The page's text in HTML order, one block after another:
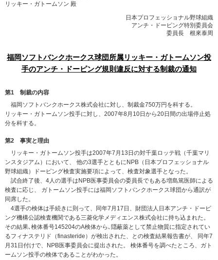
リッキー・ガトームソン 殿
日本プロフェッショナル野球組織
アンチ・ドーピング特別委員会
委員長 根來泰周
福岡ソフトバンクホークス球団所属リッキー・ガトームソン投
手のアンチ・ドーピング規則違反に対する制裁の通知
第1 制裁の内容
福岡ソフトバンクホークス株式会社に対し、制裁金750万円を科する。
リッキー・ガトームソン投手に対し、2007年8月10日から20日間の出場停止処
分を科する。
第2 事実と理由
リッキー・ガトームソン投手は2007年7月13日の対千葉ロッテ戦（千葉マリ
ンスタジアム）において、 他の3選手とともにNPB（日本プロフェッショナル
野球組織）ドーピング検査実施要項によって、検査対象選手となった。
試合終了後、4人の選手はNPB医事委員会の委員長でもある増島篤医師による
検査に応じ、 ガトームソン投手には福岡ソフトバンクホークス球団から通訳が
同席した。
4選手の検体は手続きに則って、同年7月17日、財団法人日本アンチ・ドーピ
ング機構公認検査機関である三菱化学メディエンス株式会社に持ち込まれた。
その結果､検体番号145204のA検体から､隠蔽薬として禁止物質に指定されてい
るフィナステリド（finasteride）が検出された、との検査結果報告書が、 同年7
月31日付けで、NPB医事委員会に提出された。 検体番号を調べたところ、ガト
ームソン投手の検体であることがわかった。